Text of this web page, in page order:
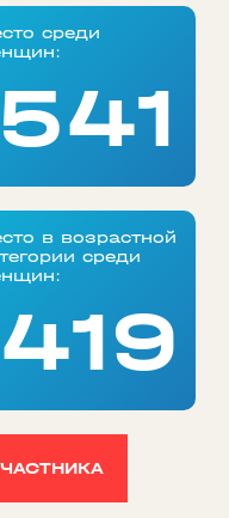
среди
541
в возрастной
среди
419